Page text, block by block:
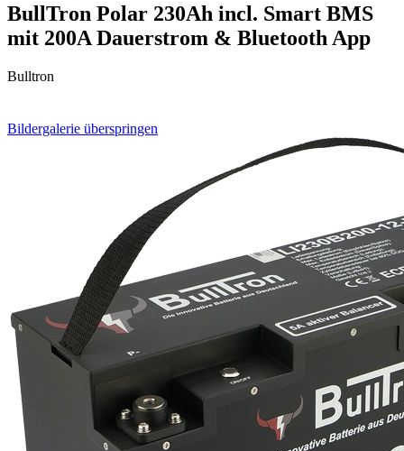
BullTron Polar 230Ah incl. Smart BMS
mit 200A Dauerstrom & Bluetooth App
Bulltron
Bildergalerie überspringen